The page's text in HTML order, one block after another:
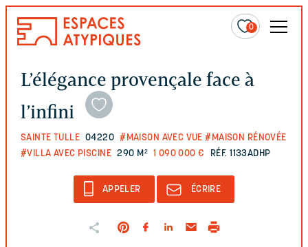
0
L’élégance provençale face à
l’infini
SAINTE TULLE 04220 #MAISON AVEC VUE #MAISON RÉNOVÉE
#VILLA AVEC PISCINE 290 M² 1 090 000 € RÉF. 1133ADHP
APPELER ÉCRIRE